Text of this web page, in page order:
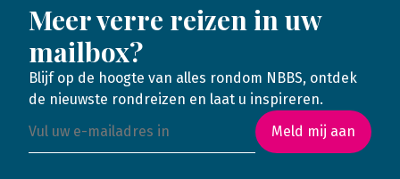
Meer verre reizen in uw
mailbox?
Blijf op de hoogte van alles rondom NBBS, ontdek
de nieuwste rondreizen en laat u inspireren.
Meld mij aan